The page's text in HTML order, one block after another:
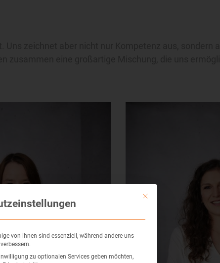
Mit diesem Button wird der
von ihnen sind essenziell, während andere uns
zu optionalen Services geben möchten,